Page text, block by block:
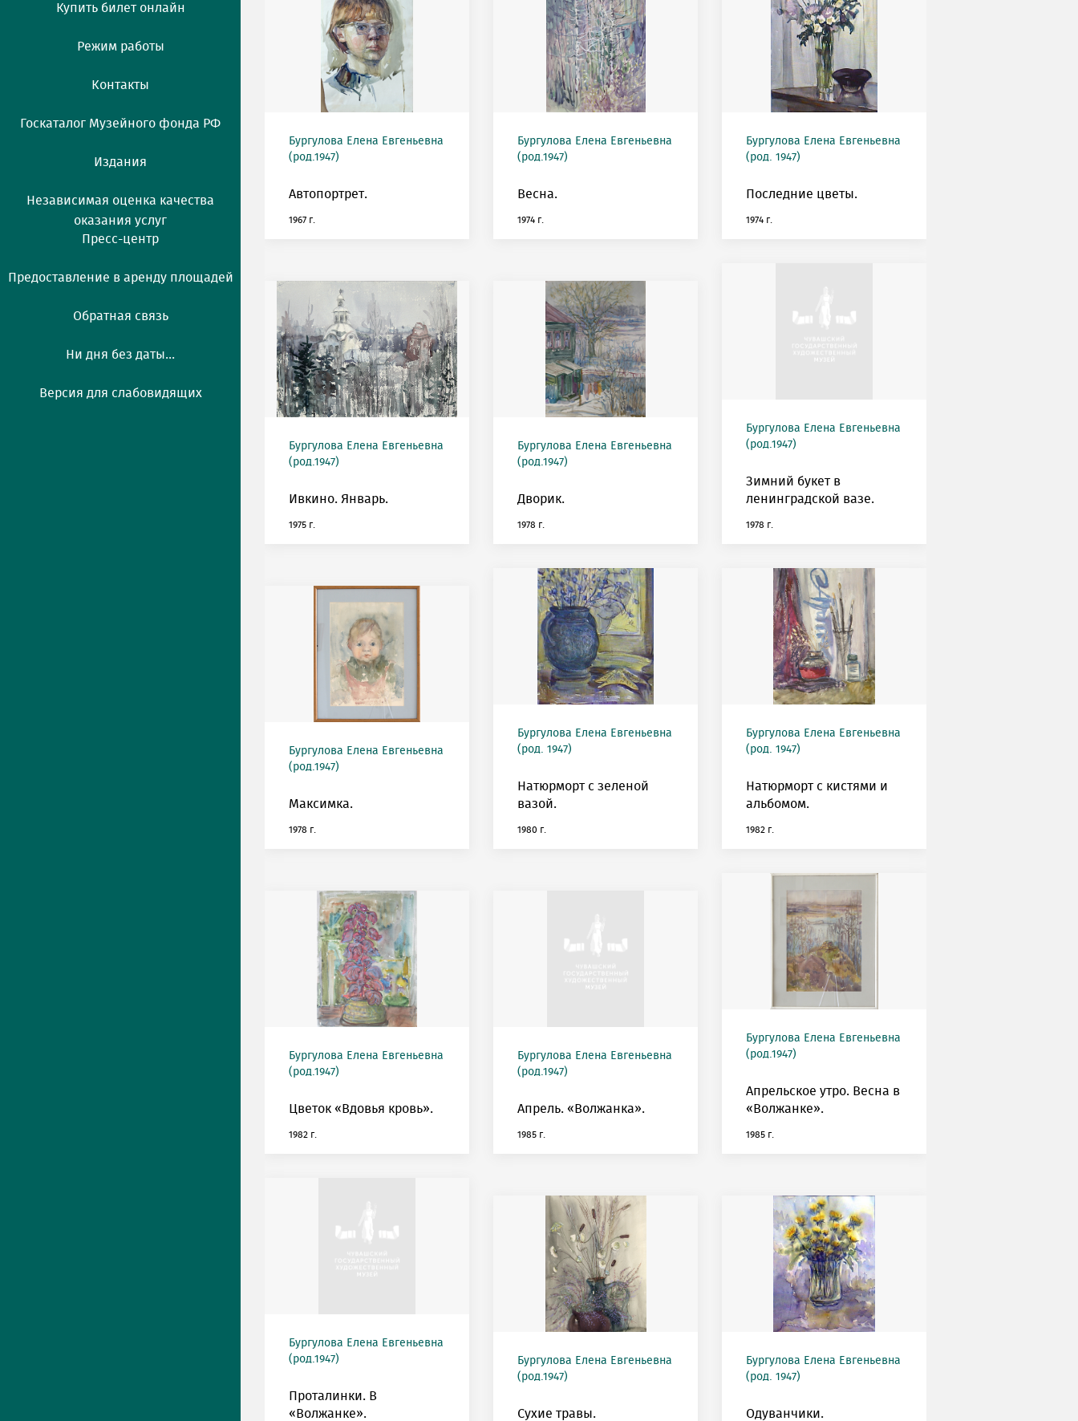
Купить билет онлайн
Режим работы
Контакты
Госкаталог Музейного фонда РФ
Издания
Независимая оценка качества
оказания услуг
Пресс-центр
Предоставление в аренду площадей
Обратная связь
Ни дня без даты...
Версия для слабовидящих
Бургулова Елена Евгеньевна
(род.1947)
Автопортрет.
1967 г.
Бургулова Елена Евгеньевна
(род.1947)
Весна.
1974 г.
Бургулова Елена Евгеньевна
(род. 1947)
Последние цветы.
1974 г.
Бургулова Елена Евгеньевна
(род.1947)
Ивкино. Январь.
1975 г.
Бургулова Елена Евгеньевна
(род.1947)
Дворик.
1978 г.
Бургулова Елена Евгеньевна
(род.1947)
Зимний букет в
ленинградской вазе.
1978 г.
Бургулова Елена Евгеньевна
(род.1947)
Максимка.
1978 г.
Бургулова Елена Евгеньевна
(род. 1947)
Натюрморт с зеленой
вазой.
1980 г.
Бургулова Елена Евгеньевна
(род. 1947)
Натюрморт с кистями и
альбомом.
1982 г.
Бургулова Елена Евгеньевна
(род.1947)
Цветок «Вдовья кровь».
1982 г.
Бургулова Елена Евгеньевна
(род.1947)
Апрель. «Волжанка».
1985 г.
Бургулова Елена Евгеньевна
(род.1947)
Апрельское утро. Весна в
«Волжанке».
1985 г.
Бургулова Елена Евгеньевна
(род.1947)
Проталинки. В
«Волжанке».
Бургулова Елена Евгеньевна
(род.1947)
Сухие травы.
Бургулова Елена Евгеньевна
(род. 1947)
Одуванчики.